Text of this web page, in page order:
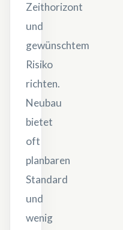
Zeithorizont
und
gewünschtem
Risiko
richten.
Neubau
bietet
oft
planbaren
Standard
und
wenig